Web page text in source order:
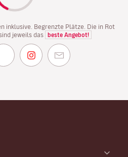
inklusive. Begrenzte Plätze. Die in Rot
jeweils das
beste Angebot!